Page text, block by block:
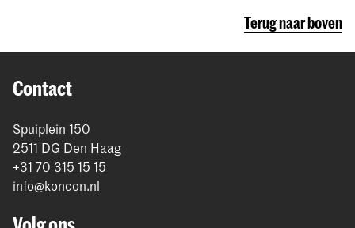
Terug naar boven
Contact
Spuiplein 150
2511 DG Den Haag
+31 70 315 15 15
info@koncon.nl